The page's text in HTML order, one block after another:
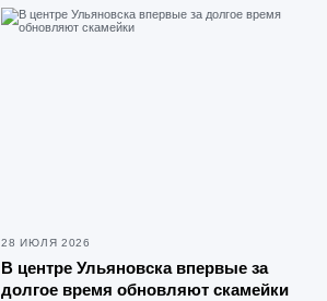
28 ИЮЛЯ 2026
В центре Ульяновска впервые за
долгое время обновляют скамейки